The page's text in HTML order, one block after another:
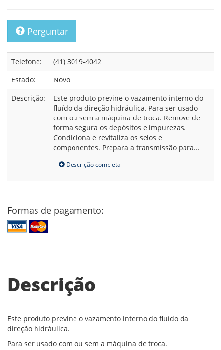
Perguntar
Telefone:
(41) 3019-4042
Estado:
Novo
Descrição:
Este produto previne o vazamento interno do
fluído da direção hidráulica. Para ser usado
com ou sem a máquina de troca. Remove de
forma segura os depósitos e impurezas.
Condiciona e revitaliza os selos e
componentes. Prepara a transmissão para...
Descrição completa
Formas de pagamento:
Descrição
Este produto previne o vazamento interno do fluído da
direção hidráulica.
Para ser usado com ou sem a máquina de troca.